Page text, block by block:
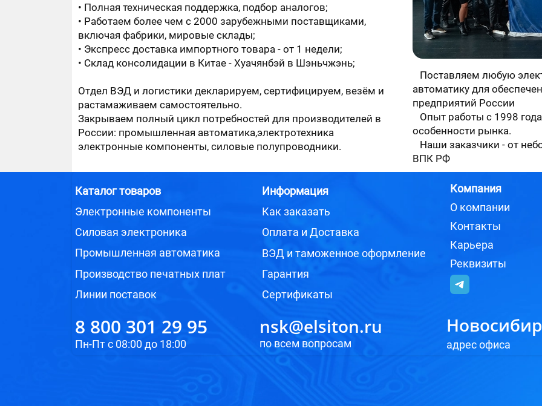
Главная/Промышленная автоматизация/HONEYWELL/Сервоприводы HONEYWELL
Полная техническая поддержка, подбор аналогов;
Работаем более чем с 2000 зарубежными поставщиками,
включая фабрики, мировые склады;
Экспресс доставка импортного товара - от 1 недели;
Склад консолидации в Китае - Хуачянбэй в Шэньчжэнь;
Отдел ВЭД и логистики декларируем, сертифицируем, везём и
растамаживаем самостоятельно.
Закрываем полный цикл потребностей для производителей в
России: промышленная автоматика,электротехника
электронные компоненты, силовые полупроводники.
Поставляем любую
автоматику для
предприятий России
Опыт работы с 1998
особенности рынка.
Наши заказчики - от
ВПК РФ
Каталог товаров
Электронные компоненты
Силовая электроника
Промышленная автоматика
Производство печатных плат
Линии поставок
Информация
Как заказать
Оплата и Доставка
ВЭД и таможенное оформление
Гарантия
Сертификаты
Компания
О компании
Контакты
Карьера
Реквизиты
8 800 301 29 95
Пн-Пт с 08:00 до 18:00
nsk@elsiton.ru
по всем вопросам адрес офиса